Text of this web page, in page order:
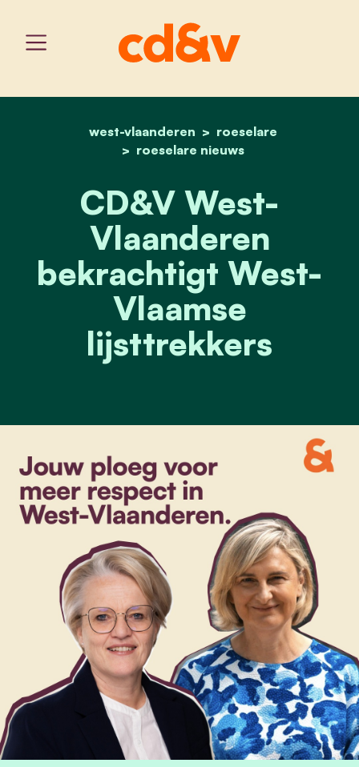
home
west-vlaanderen
roeselare
roeselare nieuws
cd&v west-vlaanderen
CD&V West-
Vlaanderen
bekrachtigt West-
Vlaamse
lijsttrekkers